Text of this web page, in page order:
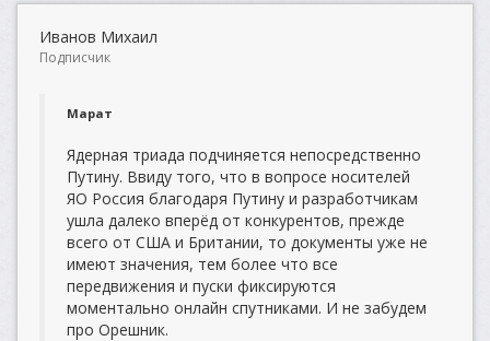
Иванов Михаил
Подписчик
Марат
Ядерная триада подчиняется непосредственно
Путину. Ввиду того, что в вопросе носителей
ЯО Россия благодаря Путину и разработчикам
ушла далеко вперёд от конкурентов, прежде
всего от США и Британии, то документы уже не
имеют значения, тем более что все
передвижения и пуски фиксируются
моментально онлайн спутниками. И не забудем
про Орешник.